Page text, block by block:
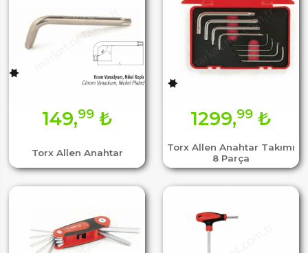
Torx Allen Anahtar
149,99₺
Torx Allen Anahtar Takımı
8 Parça
1299,99₺